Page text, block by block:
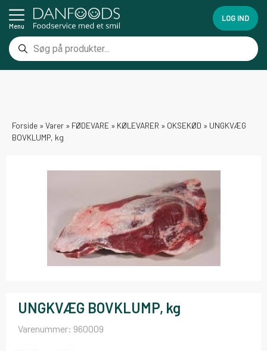
Menu
LOG IND
Forside » Varer » FØDEVARE » KØLEVARER » OKSEKØD » UNGKVÆG
BOVKLUMP, kg
UNGKVÆG BOVKLUMP, kg
Varenummer: 960009